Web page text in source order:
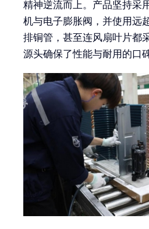
精神逆流而上。产品坚持采
机与电子膨胀阀，并使用远
排铜管，甚至连风扇叶片都
源头确保了性能与耐用的口碑